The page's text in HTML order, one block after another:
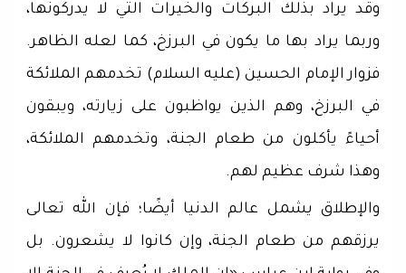
وقد يراد بذلك البركات والخيرات التي لا يدركونها،
وربما يراد بها ما يكون في البرزخ، كما لعله الظاهر.
فزوار الإمام الحسين (عليه السلام) تخدمهم الملائكة
في البرزخ، وهم الذين يواظبون على زيارته، ويبقون
أحياءً يأكلون من طعام الجنة، وتخدمهم الملائكة،
وهذا شرف عظيم لهم.
والإطلاق يشمل عالم الدنيا أيضًا؛ فإن الله تعالى
يرزقهم من طعام الجنة، وإن كانوا لا يشعرون. بل